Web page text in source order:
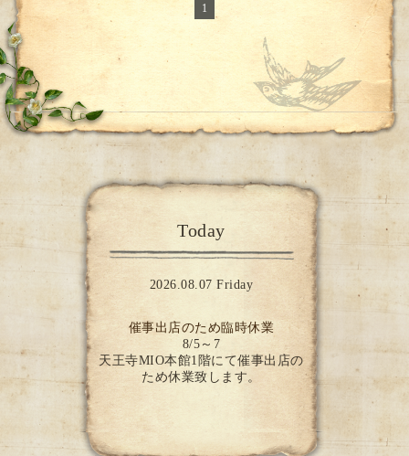
1
Today
2026.08.07 Friday
催事出店のため臨時休業
8/5～7
天王寺MIO本館1階にて催事出店の
ため休業致します。